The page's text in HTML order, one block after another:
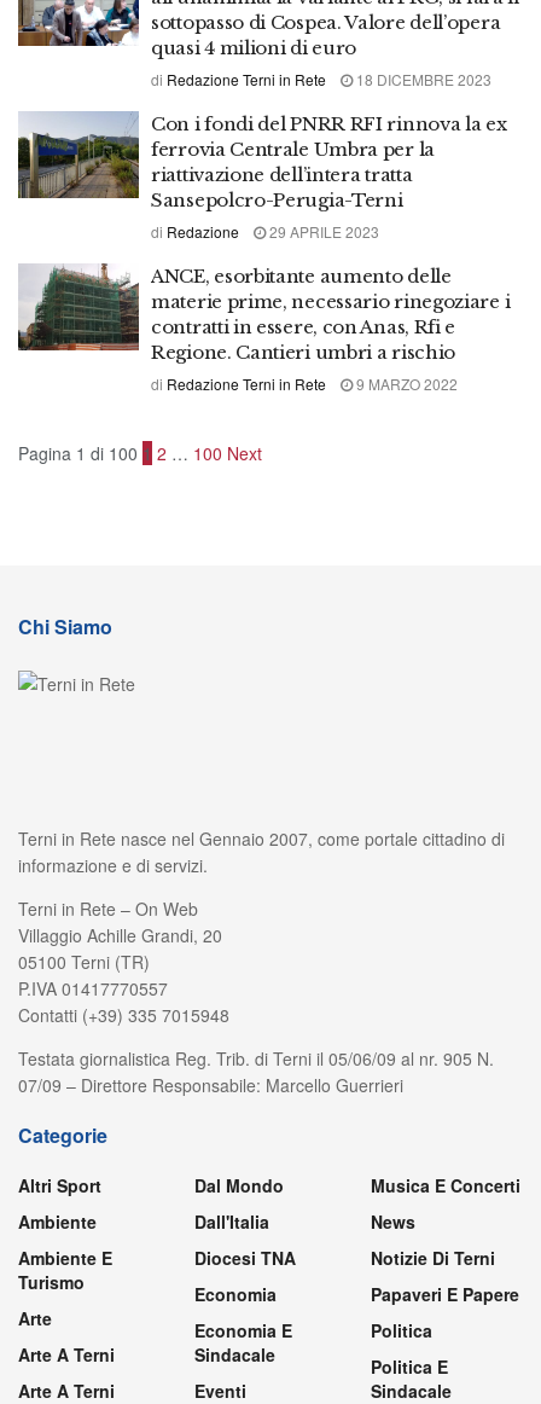
sottopasso di Cospea. Valore dell’opera
quasi 4 milioni di euro
di Redazione Terni in Rete 18 DICEMBRE 2023
Con i fondi del PNRR RFI rinnova la ex
ferrovia Centrale Umbra per la
riattivazione dell’intera tratta
Sansepolcro-Perugia-Terni
di Redazione 29 APRILE 2023
ANCE, esorbitante aumento delle
materie prime, necessario rinegoziare i
contratti in essere, con Anas, Rfi e
Regione. Cantieri umbri a rischio
di Redazione Terni in Rete 9 MARZO 2022
Pagina 1 di 100 1 2 … 100 Next
Chi Siamo
Terni in Rete nasce nel Gennaio 2007, come portale cittadino di
informazione e di servizi.
Terni in Rete – On Web
Villaggio Achille Grandi, 20
05100 Terni (TR)
P.IVA 01417770557
Contatti (+39) 335 7015948
Testata giornalistica Reg. Trib. di Terni il 05/06/09 al nr. 905 N.
07/09 – Direttore Responsabile: Marcello Guerrieri
Categorie
Altri Sport
Ambiente
Ambiente E
Turismo
Arte
Arte A Terni
Arte A Terni
Dal Mondo
Dall'Italia
Diocesi TNA
Economia
Economia E
Sindacale
Eventi
Musica E Concerti
News
Notizie Di Terni
Papaveri E Papere
Politica
Politica E
Sindacale